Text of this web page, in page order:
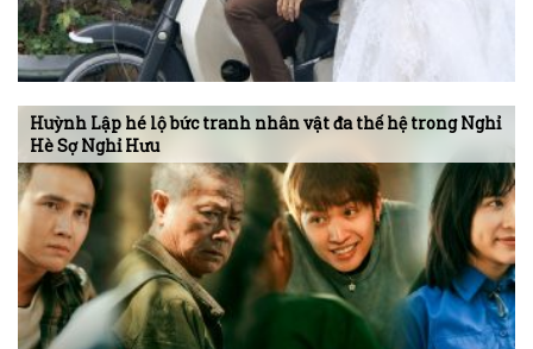
Huỳnh Lập hé lộ bức tranh nhân vật đa thế hệ trong Nghỉ
Hè Sợ Nghỉ Hưu